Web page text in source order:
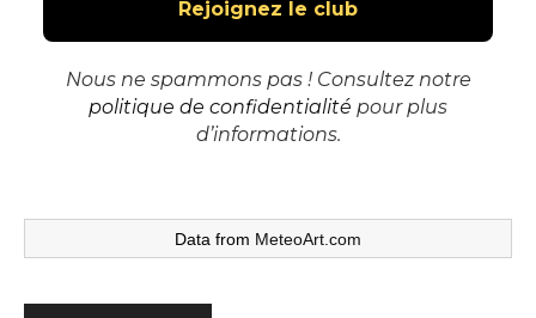
Nous ne spammons pas ! Consultez notre
politique de confidentialité pour plus
d’informations.
Data from MeteoArt.com